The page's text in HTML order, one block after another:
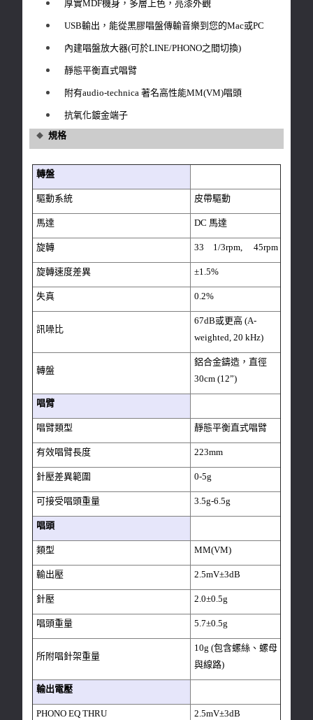
厚實MDF機身，多層上色，亮漆外觀
USB輸出，能從黑膠唱盤傳輸音樂到您的Mac或PC
內建唱盤放大器(可於LINE/PHONO之間切換)
靜態平衡直式唱臂
附有audio-technica 著名高性能MM(VM)唱頭
抗氧化鍍金端子
◆ 規格
轉盤
驅動系統 皮帶驅動
馬達 DC 馬達
旋轉 33 1/3rpm, 45rpm
旋轉速度差異 ±1.5%
失真 0.2%
訊噪比
67dB或更高 (A-
weighted, 20 kHz)
轉盤
鋁合金鑄造，直徑
30cm (12”)
唱臂
唱臂類型 靜態平衡直式唱臂
有效唱臂長度 223mm
針壓差異範圍 0-5g
可接受唱頭重量 3.5g-6.5g
唱頭
類型 MM(VM)
輸出壓 2.5mV±3dB
針壓 2.0±0.5g
唱頭重量 5.7±0.5g
所附唱針架重量
10g (包含螺絲、螺母
與線路)
輸出電壓
PHONO EQ THRU 2.5mV±3dB